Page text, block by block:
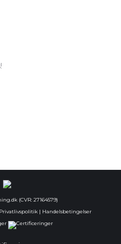
(CVR: 27164579)
Privatlivspolitik | Handelsbetingelser